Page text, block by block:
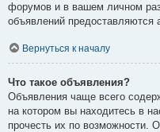
форумов и в вашем личном
объявлений предоставляются
Вернуться к началу
Что такое объявления?
Объявления чаще всего
на котором вы находитесь в
прочесть их по возможности.